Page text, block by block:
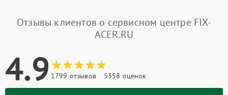
Отзывы клиентов о сервисном центре FIX-
ACER.RU
4.9 1799 отзывов 5358 оценок